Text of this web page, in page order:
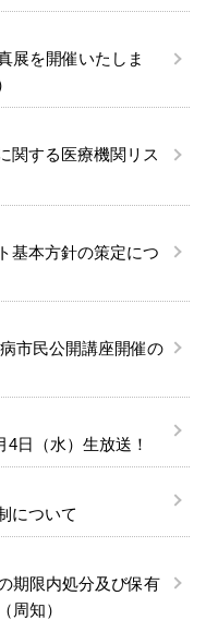
展を開催いたしま
関する医療機関リス
基本方針の策定につ
市民公開講座開催の
日（水）生放送！
について
期限内処分及び保有
周知）